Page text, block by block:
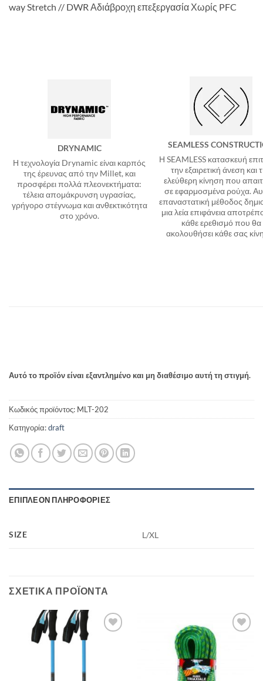
way Stretch // DWR Αδιάβροχη επεξεργασία Χωρίς PFC
DRYNAMIC
Η τεχνολογία Drynamic είναι καρπός
της έρευνας από την Millet, και
προσφέρει πολλά πλεονεκτήματα:
τέλεια απομάκρυνση υγρασίας,
γρήγορο στέγνωμα και ανθεκτικότητα
στο χρόνο.
SEAMLESS
Η SEAMLESS κατασκευή
την εξαιρετική άνεση και
ελεύθερη κίνηση που
σε εφαρμοσμένα ρούχα.
επαναστατική μέθοδος
μια λεία επιφάνεια
κάθε ερεθισμό που θα
ακολουθήσει κάθε σας
Αυτό το προϊόν είναι εξαντλημένο και μη διαθέσιμο αυτή τη στιγμή.
Κωδικός προϊόντος: MLT-202
Κατηγορία:draft
ΕΠΙΠΛΈΟΝ ΠΛΗΡΟΦΟΡΊΕΣ
SIZE L/XL
ΣΧΕΤΙΚΆ ΠΡΟΪΌΝΤΑ